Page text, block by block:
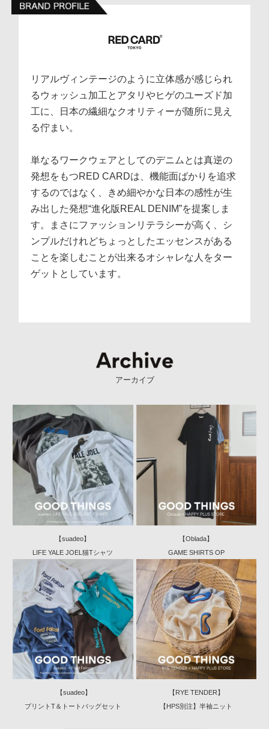
リアルヴィンテージのように立体感が感じられ
るウォッシュ加工とアタリやヒゲのユーズド加
工に、日本の繊細なクオリティーが随所に見え
る佇まい。
単なるワークウェアとしてのデニムとは真逆の
発想をもつRED CARDは、機能面ばかりを追求
するのではなく、きめ細やかな日本の感性が生
み出した発想“進化版REAL DENIM”を提案しま
す。まさにファッションリテラシーが高く、シ
ンプルだけれどちょっとしたエッセンスがある
ことを楽しむことが出来るオシャレな人をター
ゲットとしています。
アーカイブ
【suadeo】
LIFE YALE JOEL猫Tシャツ
【Oblada】
GAME SHIRTS OP
【suadeo】
プリントT＆トートバッグセット
【RYE TENDER】
【HPS別注】半袖ニット